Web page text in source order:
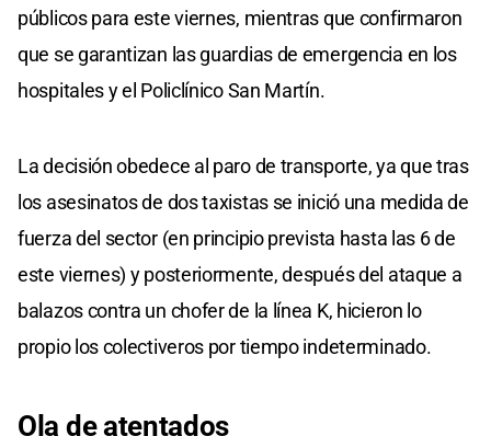
públicos para este viernes, mientras que confirmaron
que se garantizan las guardias de emergencia en los
hospitales y el Policlínico San Martín.
La decisión obedece al paro de transporte, ya que tras
los asesinatos de dos taxistas se inició una medida de
fuerza del sector (en principio prevista hasta las 6 de
este viernes) y posteriormente, después del ataque a
balazos contra un chofer de la línea K, hicieron lo
propio los colectiveros por tiempo indeterminado.
Ola de atentados